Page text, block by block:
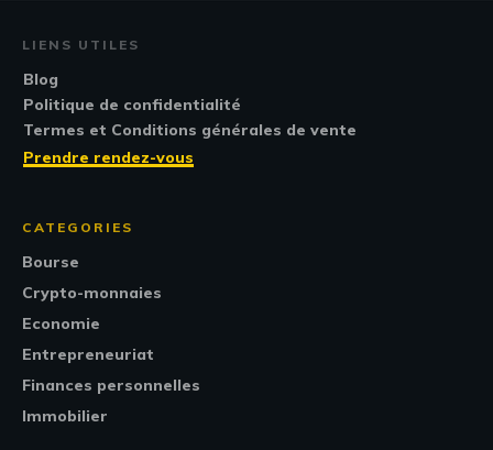
LIENS UTILES
Blog
Politique de confidentialité
Termes et Conditions générales de vente
Prendre rendez-vous
CATEGORIES
Bourse
Crypto-monnaies
Economie
Entrepreneuriat
Finances personnelles
Immobilier